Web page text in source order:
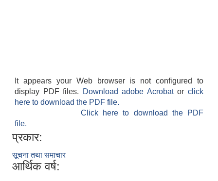
It appears your Web browser is not configured to
display PDF files.
Download adobe Acrobatorclick
here to download the PDF file.
Click here to download the PDF
file.
प्रकार:
सूचना तथा समाचार
आर्थिक वर्ष: